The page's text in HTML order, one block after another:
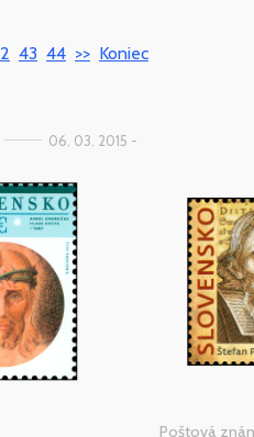
43 44 >> Koniec
06. 03. 2015 -
Poštová